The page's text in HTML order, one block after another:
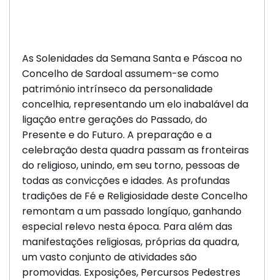
As Solenidades da Semana Santa e Páscoa no
Concelho de Sardoal assumem-se como
património intrínseco da personalidade
concelhia, representando um elo inabalável da
ligação entre gerações do Passado, do
Presente e do Futuro. A preparação e a
celebração desta quadra passam as fronteiras
do religioso, unindo, em seu torno, pessoas de
todas as convicções e idades. As profundas
tradições de Fé e Religiosidade deste Concelho
remontam a um passado longíquo, ganhando
especial relevo nesta época. Para além das
manifestações religiosas, próprias da quadra,
um vasto conjunto de atividades são
promovidas. Exposições, Percursos Pedestres